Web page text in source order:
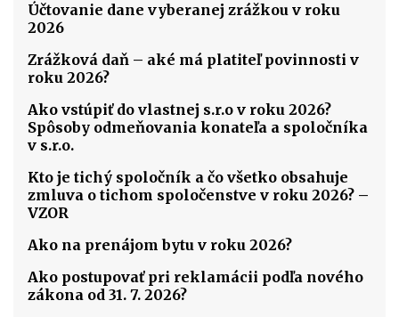
Účtovanie dane vyberanej zrážkou v roku
2026
Zrážková daň – aké má platiteľ povinnosti v
roku 2026?
Ako vstúpiť do vlastnej s.r.o v roku 2026?
Spôsoby odmeňovania konateľa a spoločníka
v s.r.o.
Kto je tichý spoločník a čo všetko obsahuje
zmluva o tichom spoločenstve v roku 2026? –
VZOR
Ako na prenájom bytu v roku 2026?
Ako postupovať pri reklamácii podľa nového
zákona od 31. 7. 2026?